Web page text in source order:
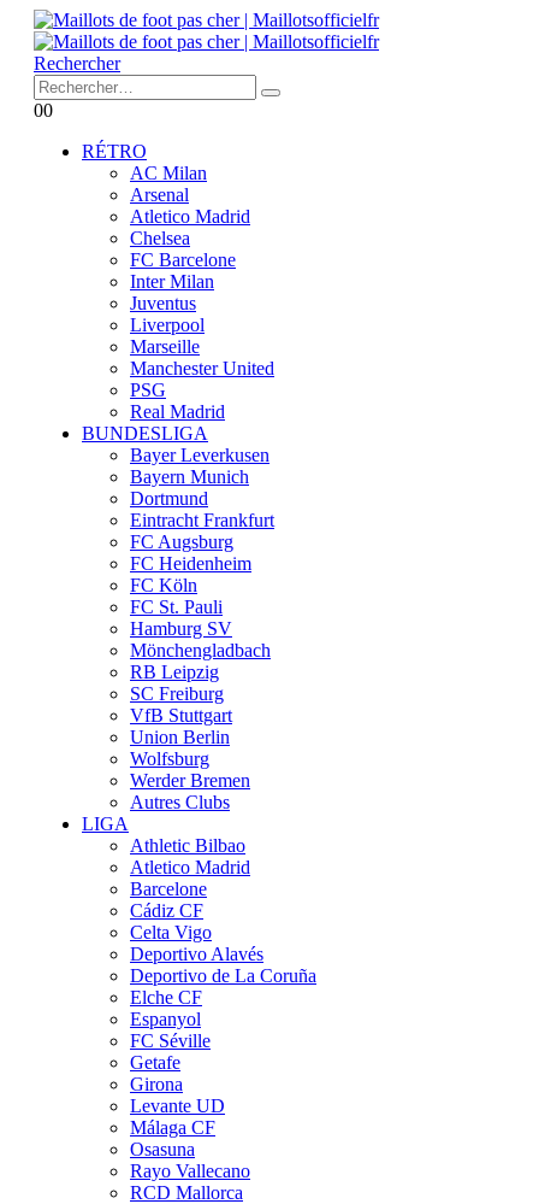
Rechercher
00
RÉTRO
AC Milan
Arsenal
Atletico Madrid
Chelsea
FC Barcelone
Inter Milan
Juventus
Liverpool
Marseille
Manchester United
PSG
Real Madrid
BUNDESLIGA
Bayer Leverkusen
Bayern Munich
Dortmund
Eintracht Frankfurt
FC Augsburg
FC Heidenheim
FC Köln
FC St. Pauli
Hamburg SV
Mönchengladbach
RB Leipzig
SC Freiburg
VfB Stuttgart
Union Berlin
Wolfsburg
Werder Bremen
Autres Clubs
LIGA
Athletic Bilbao
Atletico Madrid
Barcelone
Cádiz CF
Celta Vigo
Deportivo Alavés
Deportivo de La Coruña
Elche CF
Espanyol
FC Séville
Getafe
Girona
Levante UD
Málaga CF
Osasuna
Rayo Vallecano
RCD Mallorca